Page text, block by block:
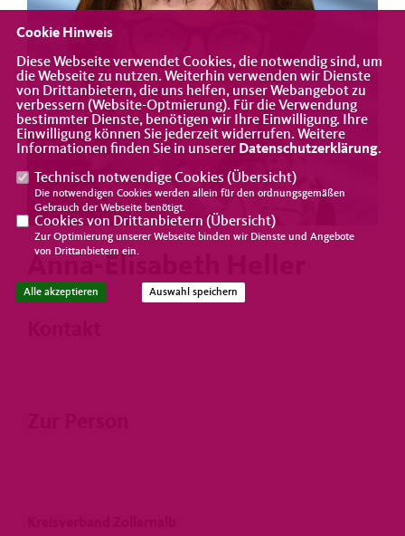
Cookie Hinweis
Diese Webseite verwendet Cookies, die notwendig sind, um
die Webseite zu nutzen. Weiterhin verwenden wir Dienste
von Drittanbietern, die uns helfen, unser Webangebot zu
verbessern (Website-Optmierung). Für die Verwendung
bestimmter Dienste, benötigen wir Ihre Einwilligung. Ihre
Einwilligung können Sie jederzeit widerrufen. Weitere
Informationen finden Sie in unserer Datenschutzerklärung.
Technisch notwendige Cookies (Übersicht)
Die notwendigen Cookies werden allein für den ordnungsgemäßen
Gebrauch der Webseite benötigt.
Cookies von Drittanbietern (Übersicht)
Zur Optimierung unserer Webseite binden wir Dienste und Angebote
von Drittanbietern ein.
Alle akzeptieren Auswahl speichern